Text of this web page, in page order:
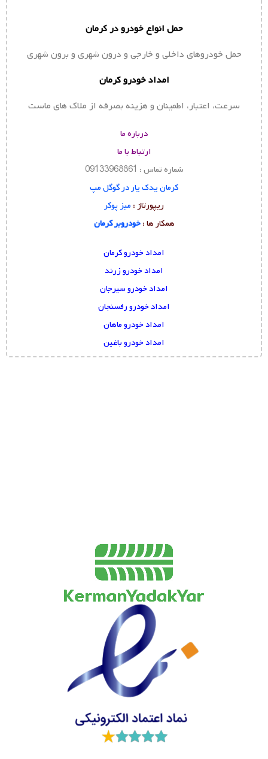
حمل انواع خودرو در کرمان
حمل خودروهای داخلی و خارجی و درون شهری و برون شهری
امداد خودرو کرمان
سرعت، اعتبار، اطمینان و هزینه بصرفه از ملاک های ماست
درباره ما
ارتباط با ما
شماره تماس : 09133968861
کرمان یدک یار در گوگل مپ
ریپورتاژ : میز پوکر
همکار ها :خودروبر کرمان
امداد خودرو کرمان
امداد خودرو زرند
امداد خودرو سیرجان
امداد خودرو رفسنجان
امداد خودرو ماهان
امداد خودرو باغین